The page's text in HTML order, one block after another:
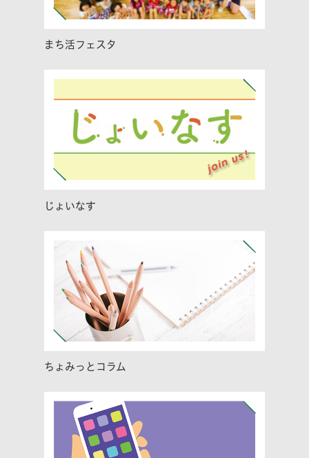
まち活フェスタ
じょいなす
ちょみっとコラム